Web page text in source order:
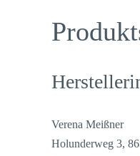
Verena Meißner
Holunderweg 3,